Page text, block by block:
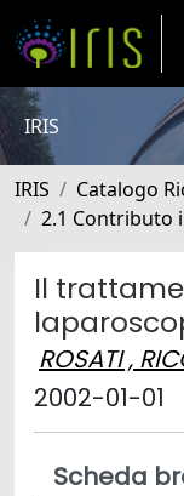
IRIS
IRIS Catalogo
2.1 Contributo
Il
ROSATI ,
2002-01-01
Scheda